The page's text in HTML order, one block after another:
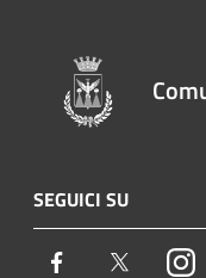
SEGUICI SU
Facebook Twitter